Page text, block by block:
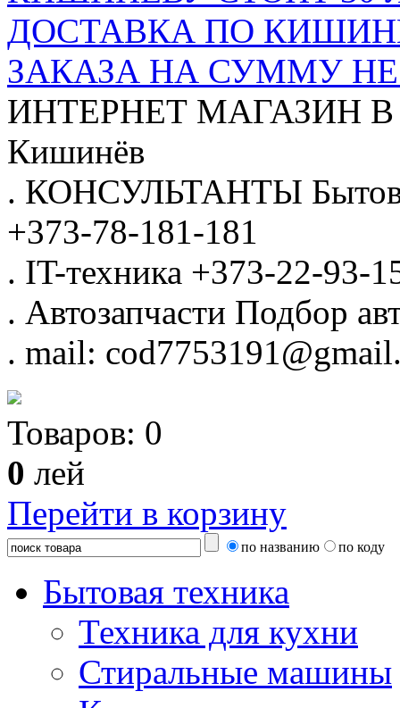
ДОСТАВКА ПО
ЗАКАЗА НА СУММУ НЕ
ИНТЕРНЕТ МАГАЗИН
Кишинёв
. КОНСУЛЬТАНТЫ
+373-78-181-181
. IT-техника +373-22-93-
. Автозапчасти Подбор
. mail:
Товаров: 0
0 лей
Перейти в корзину
по названию по коду
Бытовая техника
Техника для кухни
Стиральные машины